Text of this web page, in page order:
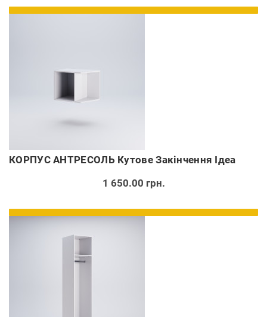
КОРПУС АНТРЕСОЛЬ Кутове Закінчення Ідеа
1 650.00 грн.